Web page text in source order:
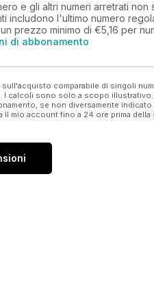
e gli altri numeri arretrati non
includono l'ultimo numero
prezzo minimo di €5,16 per
di abbonamento
comparabile di singoli
I calcoli sono solo a scopo
se non diversamente
Il mio account fino a 24 ore prima